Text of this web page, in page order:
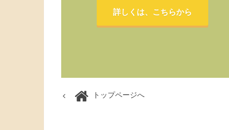
詳しくは、こちらから
トップページへ